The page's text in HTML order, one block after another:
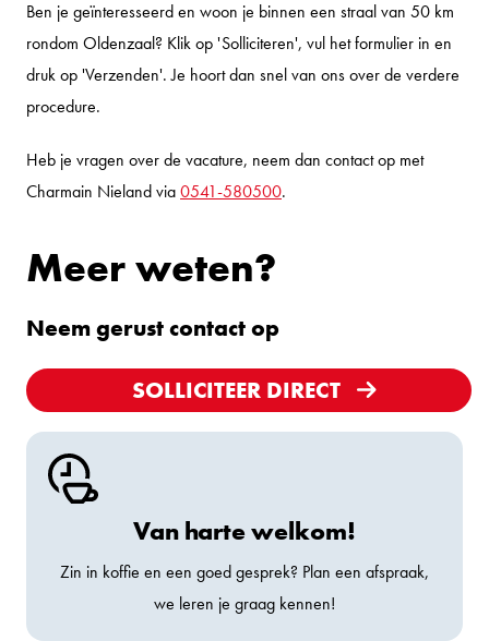
Ben je geïnteresseerd en woon je binnen een straal van 50 km
rondom Oldenzaal? Klik op 'Solliciteren', vul het formulier in en
druk op 'Verzenden'. Je hoort dan snel van ons over de verdere
procedure.
Heb je vragen over de vacature, neem dan contact op met
Charmain Nieland via0541-580500.
Meer weten?
Neem gerust contact op
SOLLICITEER DIRECT
Van harte welkom!
Zin in koffie en een goed gesprek? Plan een afspraak,
we leren je graag kennen!